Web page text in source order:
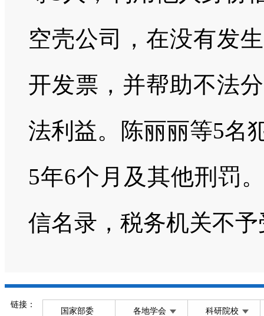
空壳公司，在没有发
开发票，并帮助不法
法利益。陈丽丽等5名
5年6个月及其他刑罚
信名录，税务机关不
链接：
国家部委 各地学会 科研院校